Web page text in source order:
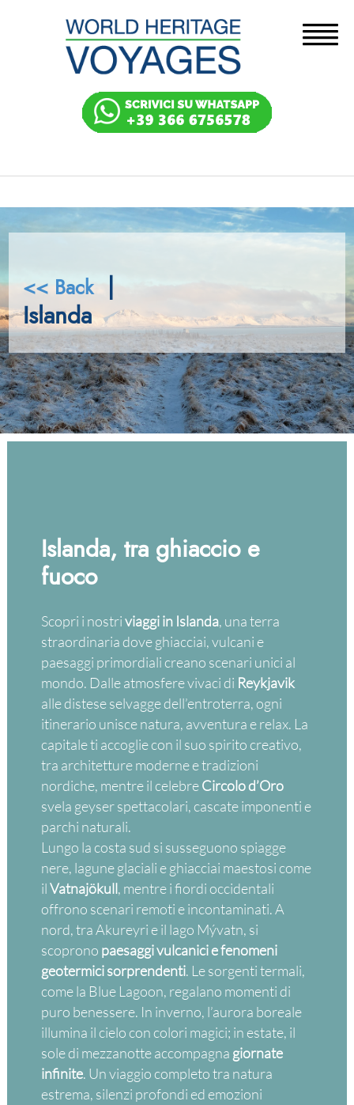
<< Back|
Islanda
Islanda, tra ghiaccio e
fuoco
Scopri i nostriviaggi in Islanda, una terra
straordinaria dove ghiacciai, vulcani e
paesaggi primordiali creano scenari unici al
mondo. Dalle atmosfere vivaci di Reykjavik
alle distese selvagge dell’entroterra, ogni
itinerario unisce natura, avventura e relax. La
capitale ti accoglie con il suo spirito creativo,
tra architetture moderne e tradizioni
nordiche, mentre il celebreCircolo d’Oro
svela geyser spettacolari, cascate imponenti e
parchi naturali.
Lungo la costa sud si susseguono spiagge
nere, lagune glaciali e ghiacciai maestosi come
ilVatnajökull, mentre i fiordi occidentali
offrono scenari remoti e incontaminati. A
nord, tra Akureyri e il lago Mývatn, si
scoprono paesaggi vulcanici e fenomeni
geotermici sorprendenti. Le sorgenti termali,
come la Blue Lagoon, regalano momenti di
puro benessere. In inverno, l’aurora boreale
illumina il cielo con colori magici; in estate, il
sole di mezzanotte accompagna giornate
infinite. Un viaggio completo tra natura
estrema, silenzi profondi ed emozioni